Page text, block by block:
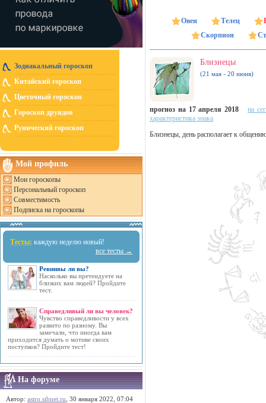
Зодиакальный гороскоп
Китайский гороскоп
Цветочный гороскоп
Гороскоп друидов
Рунический гороскоп
Мой профиль
Мои гороскопы
Персональный гороскоп
Совместимость
Подписка на гороскопы
Тесты: каждую неделю новый!
все тесты →
Ревнивы ли вы?
Насколько вы претендуете на
близких вам людей? Пройдите
тест.
Справедливый ли вы человек?
Чувство справедливости у всех
развито по разному. Вы
замечали, что иногда вам
приходится думать о мотиве своих
поступков? Пройдите тест!
На форуме
Автор: astro.sibnet.ru , 30 января 2022, 07:04
Овен Телец
Скорпион
Близнецы
(21 мая - 20 июня)
прогноз на 17 апреля 2018
на
характеристика знака
Близнецы, день располагает к